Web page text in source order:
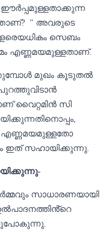
" അവരുടെ
സെബം
എണ്ണമയമുള്ളതാണ്.
മുഖം കൂടുതൽ
വൈറ്റമിൻ സി
എണ്ണമയമുള്ളതോ
ഇത് സഹായിക്കുന്നു.
സാധാരണയായി